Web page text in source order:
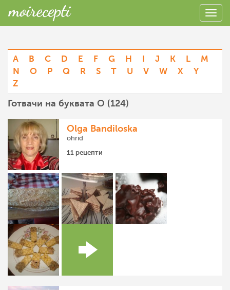
A B C D E F G H I J K L
M
N
O P Q R S T U V W X
Y
Z
Готвачи на буквата O (124)
Olga Bandiloska
ohrid
11 рецепти